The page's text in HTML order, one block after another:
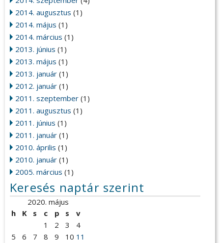
2014. augusztus (1)
2014. május (1)
2014. március (1)
2013. június (1)
2013. május (1)
2013. január (1)
2012. január (1)
2011. szeptember (1)
2011. augusztus (1)
2011. június (1)
2011. január (1)
2010. április (1)
2010. január (1)
2005. március (1)
Keresés naptár szerint
2020. május
h
K s c p s
v
1
2 3
4
5
6 7 8 9 10 11